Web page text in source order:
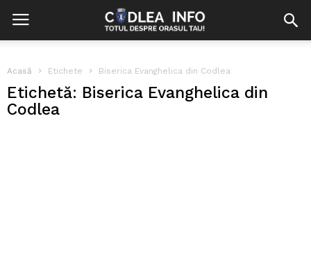
Acasă Etichete Biserica Evanghelica din Codlea
Etichetă: Biserica Evanghelica din
Codlea